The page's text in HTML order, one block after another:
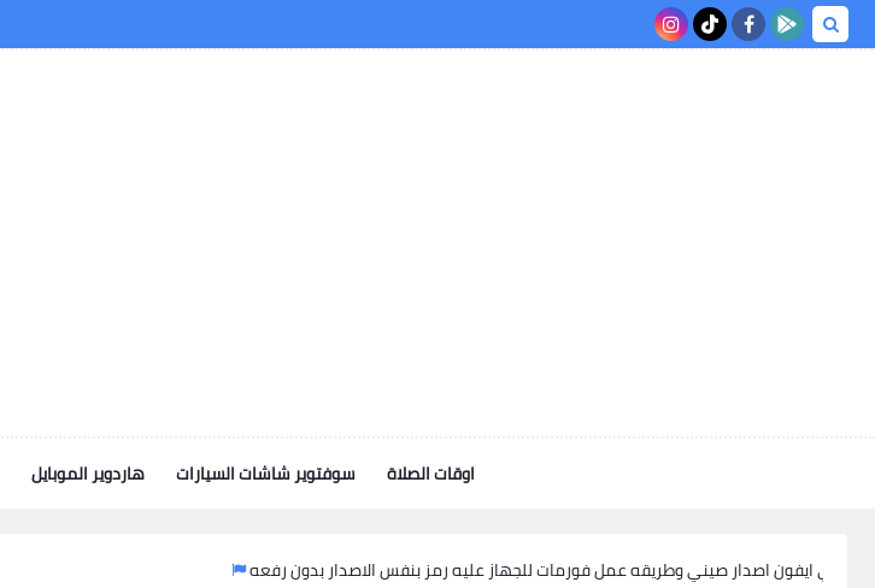
هاردوير الموبايل سوفتوير شاشات السيارات اوقات الصلاة
تخطي ايفون اصدار صيني وطريقه عمل فورمات للجهاز عليه رمز بنفس الاصدار بدون رفعه